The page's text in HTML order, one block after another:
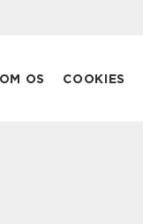
OM OS COOKIES